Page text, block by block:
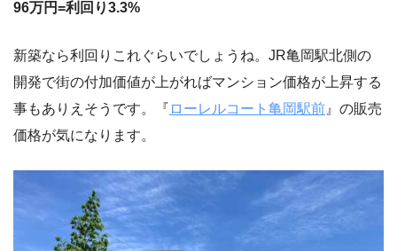
96万円=利回り3.3%
新築なら利回りこれぐらいでしょうね。JR亀岡駅北側の
開発で街の付加価値が上がればマンション価格が上昇する
事もありえそうです。『 ローレルコート亀岡駅前』の販売
価格が気になります。